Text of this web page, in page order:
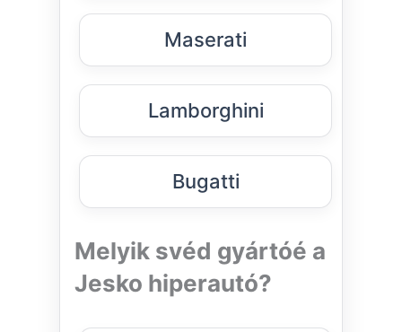
Maserati
Lamborghini
Bugatti
Melyik svéd gyártóé a
Jesko hiperautó?